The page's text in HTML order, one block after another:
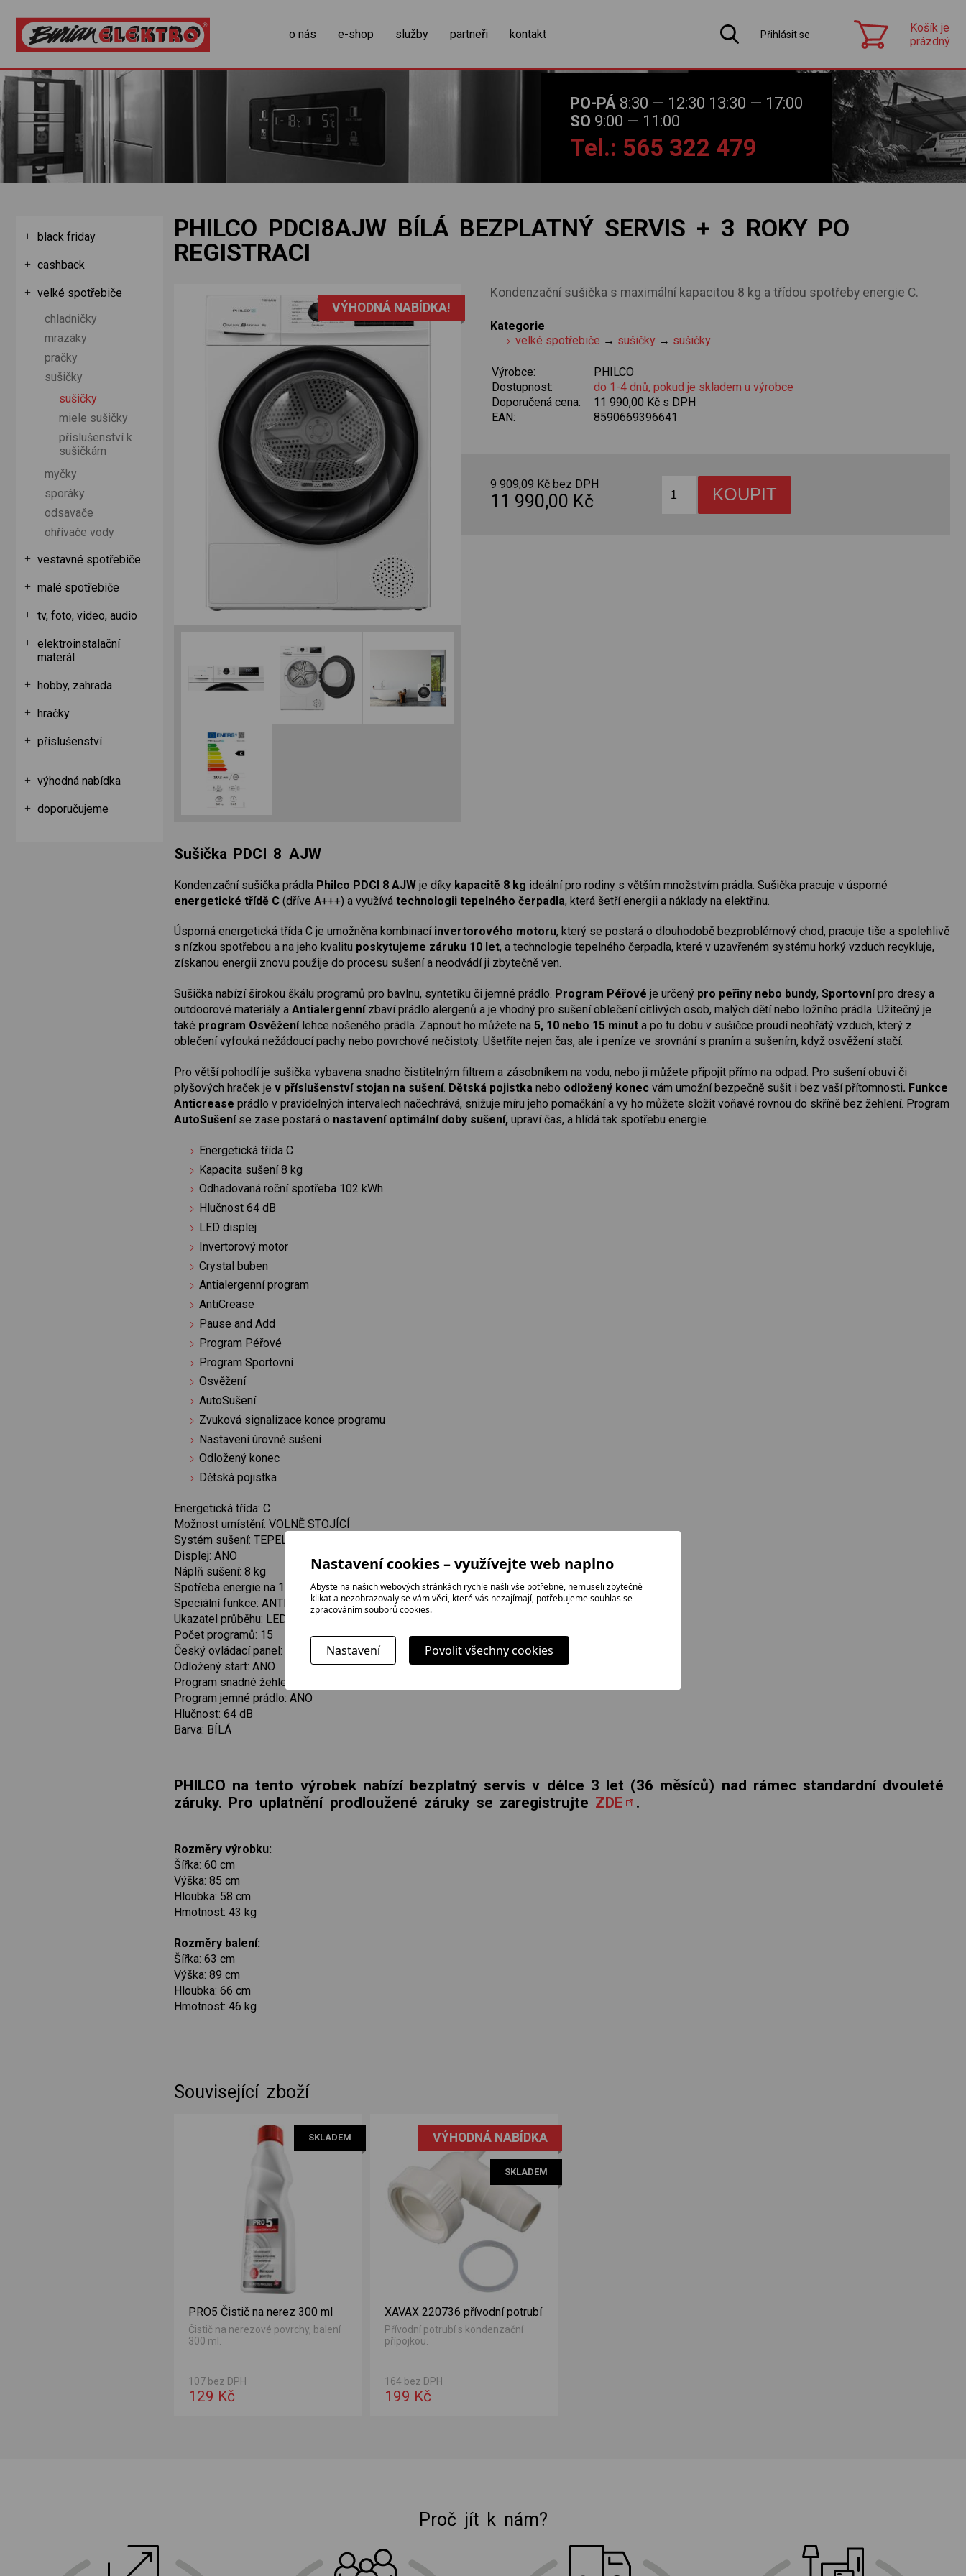
o nás e-shop služby partneři kontakt Přihlásit se
Košík je
prázdný
zobrazit obsah košíku
PO-PÁ 8:30 — 12:30 13:30 — 17:00
SO 9:00 — 11:00
Tel.: 565 322 479
PHILCO PDCI8AJW BÍLÁ BEZPLATNÝ SERVIS + 3 ROKY PO
REGISTRACI
Kondenzační sušička s maximální kapacitou 8 kg a třídou spotřeby energie C.
Kategorie
velké spotřebiče → sušičky → sušičky
Výrobce:
PHILCO
Dostupnost:
do 1-4 dnů, pokud je skladem u výrobce
Doporučená cena:
11 990,00 Kč s DPH
EAN:
8590669396641
9 909,09 Kč bez DPH
11 990,00 Kč
VÝHODNÁ NABÍDKA!
Sušička PDCI 8 AJW
Kondenzační sušička prádla Philco PDCI 8 AJW je díky kapacitě 8 kg ideální pro rodiny s větším množstvím prádla. Sušička pracuje v úsporné
energetické třídě C (dříve A+++) a využívá technologii tepelného čerpadla, která šetří energii a náklady na elektřinu.
Úsporná energetická třída C je umožněna kombinacíinvertorového motoru, který se postará o dlouhodobě bezproblémový chod, pracuje tiše a spolehlivě
s nízkou spotřebou a na jeho kvalitu poskytujeme záruku 10 let, a technologie tepelného čerpadla, které v uzavřeném systému horký vzduch recykluje,
získanou energii znovu použije do procesu sušení a neodvádí ji zbytečně ven.
Sušička nabízí širokou škálu programů pro bavlnu, syntetiku či jemné prádlo. Program Péřové je určený pro peřiny nebo bundy, Sportovnípro dresy a
outdoorové materiály a Antialergennízbaví prádlo alergenů a je vhodný pro sušení oblečení citlivých osob, malých dětí nebo ložního prádla. Užitečný je
také program Osvěženílehce nošeného prádla. Zapnout ho můžete na 5, 10 nebo 15 minut a po tu dobu v sušičce proudí neohřátý vzduch, který z
oblečení vyfouká nežádoucí pachy nebo povrchové nečistoty. Ušetříte nejen čas, ale i peníze ve srovnání s praním a sušením, když osvěžení stačí.
Pro větší pohodlí je sušička vybavena snadno čistitelným filtrem a zásobníkem na vodu, nebo ji můžete připojit přímo na odpad. Pro sušení obuvi či
plyšových hraček je v příslušenství stojan na sušení. Dětská pojistka nebo odložený konec vám umožní bezpečně sušit i bez vaší přítomnosti. Funkce
Anticrease prádlo v pravidelných intervalech načechrává, snižuje míru jeho pomačkání a vy ho můžete složit voňavé rovnou do skříně bez žehlení. Program
AutoSušeníse zase postará o nastavení optimální doby sušení, upraví čas, a hlídá tak spotřebu energie.
Energetická třída C
Kapacita sušení 8 kg
Odhadovaná roční spotřeba 102 kWh
Hlučnost 64 dB
LED displej
Invertorový motor
Crystal buben
Antialergenní program
AntiCrease
Pause and Add
Program Péřové
Program Sportovní
Osvěžení
AutoSušení
Zvuková signalizace konce programu
Nastavení úrovně sušení
Odložený konec
Dětská pojistka
Energetická třída: C
Možnost umístění: VOLNĚ STOJÍCÍ
Systém sušení: TEPELNÉ ČERPADLO
Displej: ANO
Náplň sušení: 8 kg
Spotřeba energie na 100 cyklů: 102 kWh
Speciální funkce: ANTICREASE SYSTÉM
Ukazatel průběhu: LED DISPLEJ
Počet programů: 15
Český ovládací panel: ANO
Odložený start: ANO
Program snadné žehlení: ANO
Program jemné prádlo: ANO
Hlučnost: 64 dB
Barva: BÍLÁ
PHILCO na tento výrobek nabízí bezplatný servis v délce 3 let (36 měsíců) nad rámec standardní dvouleté
záruky. Pro uplatnění prodloužené záruky se zaregistrujte ZDE .
Rozměry výrobku:
Šířka: 60 cm
Výška: 85 cm
Hloubka: 58 cm
Hmotnost: 43 kg
Rozměry balení:
Šířka: 63 cm
Výška: 89 cm
Hloubka: 66 cm
Hmotnost: 46 kg
Související zboží
SKLADEM
PRO5 Čistič na nerez 300 ml
Čistič na nerezové povrchy, balení
300 ml.
107 bez DPH
129 Kč
VÝHODNÁ NABÍDKA
SKLADEM
XAVAX 220736 přívodní potrubí
Přívodní potrubí s kondenzační
přípojkou.
164 bez DPH
199 Kč
black friday
cashback
velké spotřebiče
chladničky
mrazáky
pračky
sušičky
sušičky
miele sušičky
příslušenství k
sušičkám
myčky
sporáky
odsavače
ohřívače vody
vestavné spotřebiče
malé spotřebiče
tv, foto, video, audio
elektroinstalační
materál
hobby, zahrada
hračky
příslušenství
výhodná nabídka
doporučujeme
Proč jít k nám?
doprava a instalace elektro zařízení E-shop Elektro Burian
Nastavení cookies – využívejte web naplno
Abyste na našich webových stránkách rychle našli vše potřebné, nemuseli zbytečně
klikat a nezobrazovaly se vám věci, které vás nezajímají, potřebujeme souhlas se
zpracováním souborů cookies.
Nastavení Povolit všechny cookies